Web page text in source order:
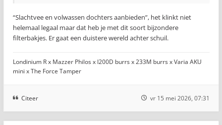
“Slachtvee en volwassen dochters aanbieden”, het klinkt niet
helemaal legaal maar dat heb je met dit soort bijzondere
filterbakjes. Er gaat een duistere wereld achter schuil.
Londinium R x Mazzer Philos x I200D burrs x 233M burrs x Varia AKU
mini x The Force Tamper
Citeer vr 15 mei 2026, 07:31